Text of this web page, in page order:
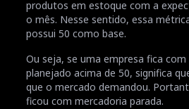
produtos em estoque com a
o mês. Nesse sentido, essa
possui 50 como base.
Ou seja, se uma empresa fica
planejado acima de 50, significa
que o mercado demandou.
ficou com mercadoria parada.